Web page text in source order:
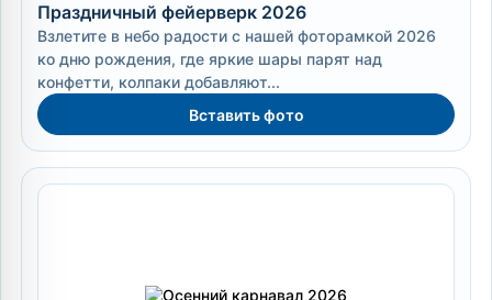
Праздничный фейерверк 2026
Взлетите в небо радости с нашей фоторамкой 2026
ко дню рождения, где яркие шары парят над
конфетти, колпаки добавляют...
Вставить фото